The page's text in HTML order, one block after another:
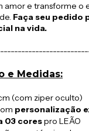
amor e transforme o
Faça seu pedido
na vida.
e Medidas:
(com ziper oculto)
personalização
03 corespro LEÃO